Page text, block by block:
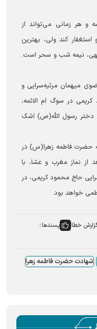
و هر زمانی می‌تواند از
کند ولی، بهترین
نیمه شب و سحر است.
میهمان مرثیه‌سرایی و
در سوگ ام الائمه،
دختر رسول الله(ص) اشک
حضرت فاطمه زهرا(س) در
از نماز مغرب و عشا، با
حاج محمود کریمی، در
خواهد بود.
خطا
پسندها:
شهادت حضرت فاطمه زهرا